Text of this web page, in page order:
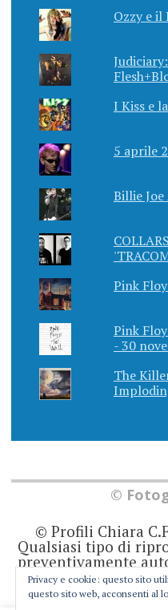
Ozzy e
I Kiss e
5 aprile
Billie
Pink
Pink
- 30
The
©
© Profili Chiara
Qualsiasi tipo di
preventivamente
non rappresenta
quanto viene
Privacy e cookie: questo sito
questo sito web, acconsenti al